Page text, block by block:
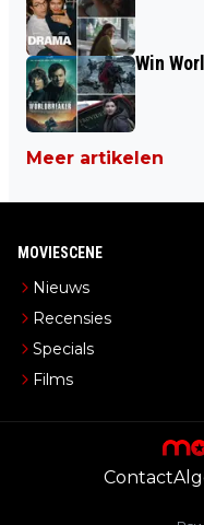
Win
Meer artikelen
MOVIESCENE
Nieuws
Recensies
Specials
Films
Contact